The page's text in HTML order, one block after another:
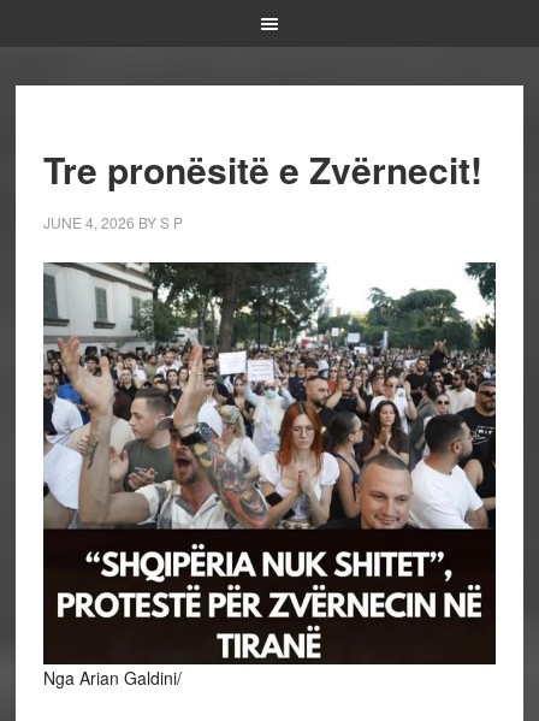
Tre pronësitë e Zvërnecit!
JUNE 4, 2026 BYS P
Nga Arian Galdini/